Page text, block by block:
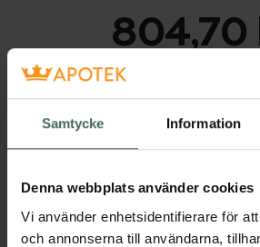
Samtycke Information
Denna webbplats använder cookies
Vi använder enhetsidentifierare för
och annonserna till användarna,
804,70
Köp via ditt recept
Fler produkter från yasmin